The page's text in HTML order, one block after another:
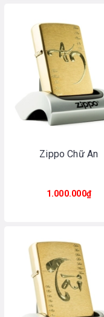
Zippo Chữ An
1.000.000₫